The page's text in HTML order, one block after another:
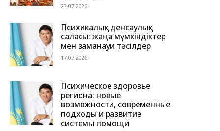
23.07.2026
Психикалық денсаулық
саласы: жаңа мүмкіндіктер
мен заманауи тәсілдер
17.07.2026
Психическое здоровье
региона: новые
возможности, современные
подходы и развитие
системы помощи